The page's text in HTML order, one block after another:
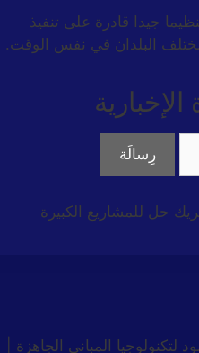
جيدا قادرة على تنفيذ
البلدان في نفس الوقت.
حل للمشاريع الكبيرة
لتكنولوجيا المباني الجاهزة |